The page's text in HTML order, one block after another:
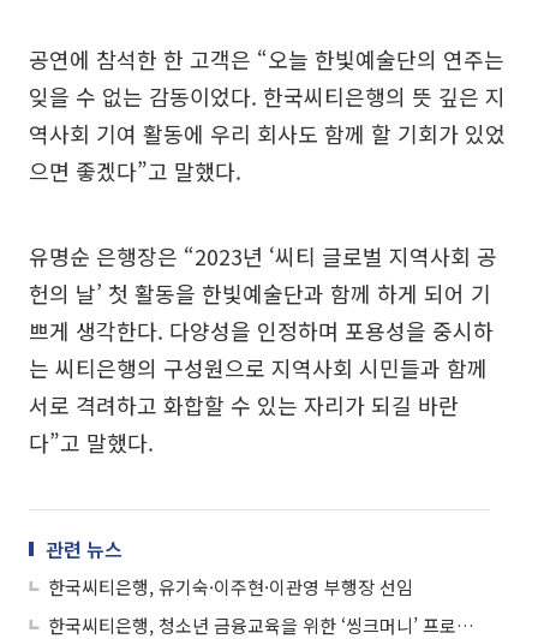
공연에 참석한 한 고객은 “오늘 한빛예술단의 연주는
잊을 수 없는 감동이었다. 한국씨티은행의 뜻 깊은 지
역사회 기여 활동에 우리 회사도 함께 할 기회가 있었
으면 좋겠다”고 말했다.
유명순 은행장은 “2023년 ‘씨티 글로벌 지역사회 공
헌의 날’ 첫 활동을 한빛예술단과 함께 하게 되어 기
쁘게 생각한다. 다양성을 인정하며 포용성을 중시하
는 씨티은행의 구성원으로 지역사회 시민들과 함께
서로 격려하고 화합할 수 있는 자리가 되길 바란
다”고 말했다.
관련 뉴스
한국씨티은행, 유기숙·이주현·이관영 부행장 선임
한국씨티은행, 청소년 금융교육을 위한 ‘씽크머니’ 프로그램 지원